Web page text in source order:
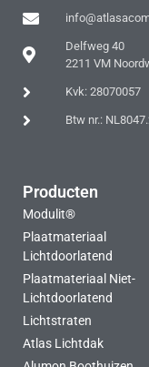
Delfweg 40
2211 VM
Kvk: 28070057
Btw nr.:
Producten
Modulit®
Plaatmateriaal
Lichtdoorlatend
Plaatmateriaal Niet-
Lichtdoorlatend
Lichtstraten
Atlas Lichtdak